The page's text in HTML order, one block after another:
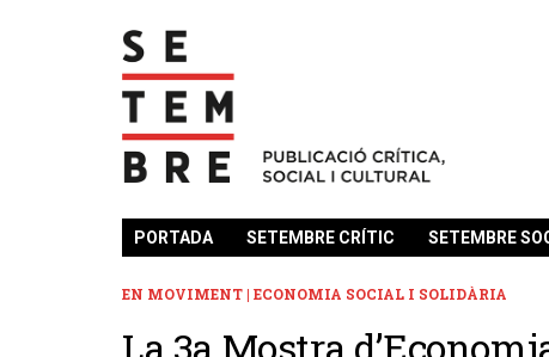
PORTADA SETEMBRE CRÍTIC SETEMBRE
EN MOVIMENT | ECONOMIA SOCIAL I SOLIDÀRIA